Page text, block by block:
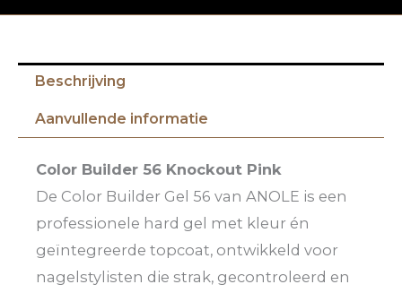
Beschrijving
Aanvullende informatie
Color Builder 56 Knockout Pink
De Color Builder Gel 56 van ANOLE is een
professionele hard gel met kleur én
geïntegreerde topcoat, ontwikkeld voor
nagelstylisten die strak, gecontroleerd en